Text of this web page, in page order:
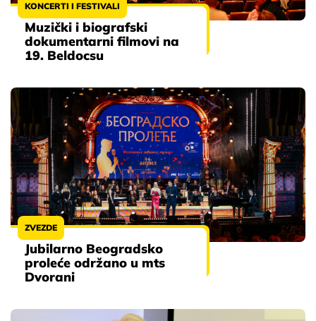
KONCERTI I FESTIVALI
Muzički i biografski
dokumentarni filmovi na
19. Beldocsu
ZVEZDE
Jubilarno Beogradsko
proleće održano u mts
Dvorani